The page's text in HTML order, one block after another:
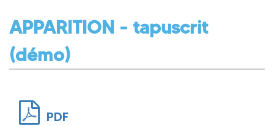
APPARITION - tapuscrit
(démo)
PDF